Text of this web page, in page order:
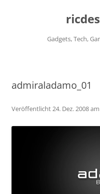
Gadgets, Tech,
admiraladamo_01
Veröffentlicht24. Dez. 2008am